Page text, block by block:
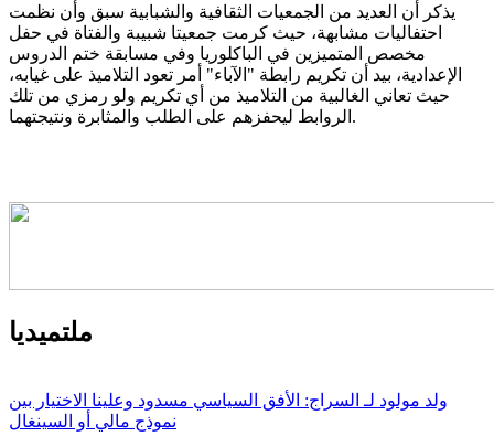
يذكر أن العديد من الجمعيات الثقافية والشبابية سبق وأن نظمت
احتفاليات مشابهة، حيث كرمت جمعيتا شبيبة والفتاة في حفل
مخصص المتميزين في الباكلوريا وفي مسابقة ختم الدروس
الإعدادية، بيد أن تكريم رابطة "الآباء" أمر تعود التلاميذ على غيابه،
حيث تعاني الغالبية من التلاميذ من أي تكريم ولو رمزي من تلك
الروابط ليحفزهم على الطلب والمثابرة ونتيجتهما.
ملتميديا
ولد مولود لـ السراج: الأفق السياسي مسدود وعلينا الاختيار بين
نموذج مالي أو السينغال